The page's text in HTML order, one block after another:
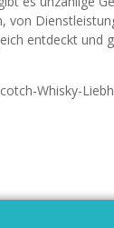
von
entdeckt und
Whisky-